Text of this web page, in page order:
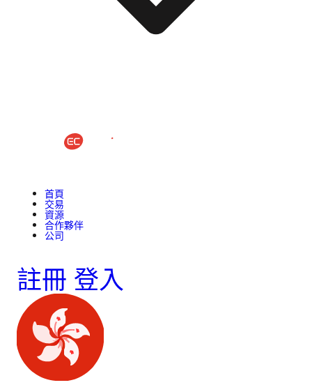
首頁
交易
資源
合作夥伴
公司
註冊 登入